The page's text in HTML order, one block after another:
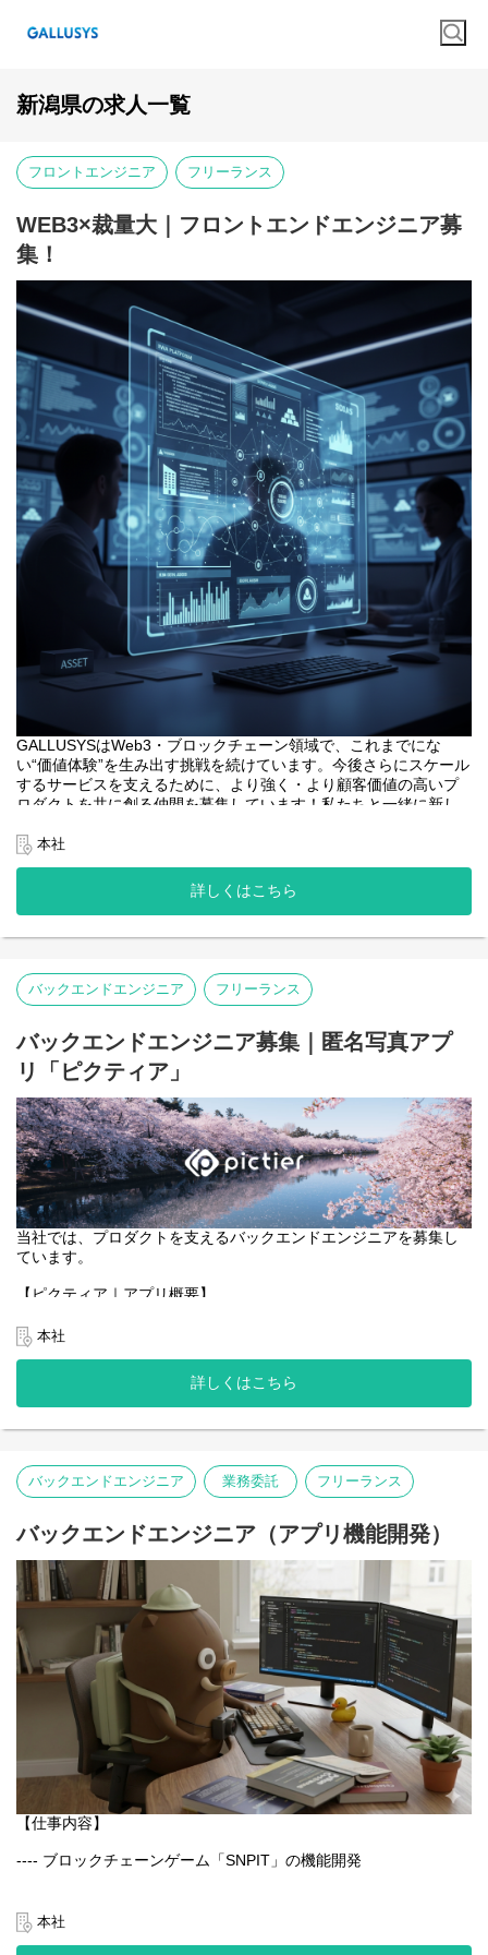
新潟県の求人一覧
フロントエンジニア フリーランス
WEB3×裁量大｜フロントエンドエンジニア募
集！
GALLUSYSはWeb3・ブロックチェーン領域で、これまでにな
い“価値体験”を生み出す挑戦を続けています。今後さらにスケール
するサービスを支えるために、より強く・より顧客価値の高いプ
ロダクトを共に創る仲間を募集しています！私たちと一緒に新し
<業務内容>
本プロジェクトにおけるフロントエンドエンジニアは、web3系サ
ービスのユーザーインターフェースとなるWebアプリケーション
開発の中核を担います。
ト。
・ブロックチェーンと連携する機能のフロントエンド実装。
設計・改善。
本社
詳しくはこちら
バックエンドエンジニア フリーランス
バックエンドエンジニア募集｜匿名写真アプ
リ「ピクティア」
当社では、プロダクトを支えるバックエンドエンジニアを募集し
ています。
【ピクティア｜アプリ概要】
ピクティアは、言語を使わず、写真だけでつながる匿名写真アプ
リです。
同じ場所の変化や記憶を写真として共有できます。
一般的な写真SNSのようなコメントや言語によるやり取りはな
写真そのものが主役となる体験を大切にしています。
言語や文化にとらわれず、誰でも直感的に楽しめるのが特徴で
【業務内容】
- Webアプリケーションの設計・開発・運用
- GCPを用いたシステム構築・改善
- チーム内外との連携による新機能の企画・実装
- パフォーマンス・セキュリティ・可用性の最適化
本社
詳しくはこちら
バックエンドエンジニア 業務委託 フリーランス
バックエンドエンジニア（アプリ機能開発）
【仕事内容】
---- ブロックチェーンゲーム「SNPIT」の機能開発
通じ、プロダクトの改善と新機能の実装を一貫して担当いただく
ポジションです。
本社